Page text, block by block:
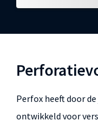
Perfox heeft door
ontwikkeld voor